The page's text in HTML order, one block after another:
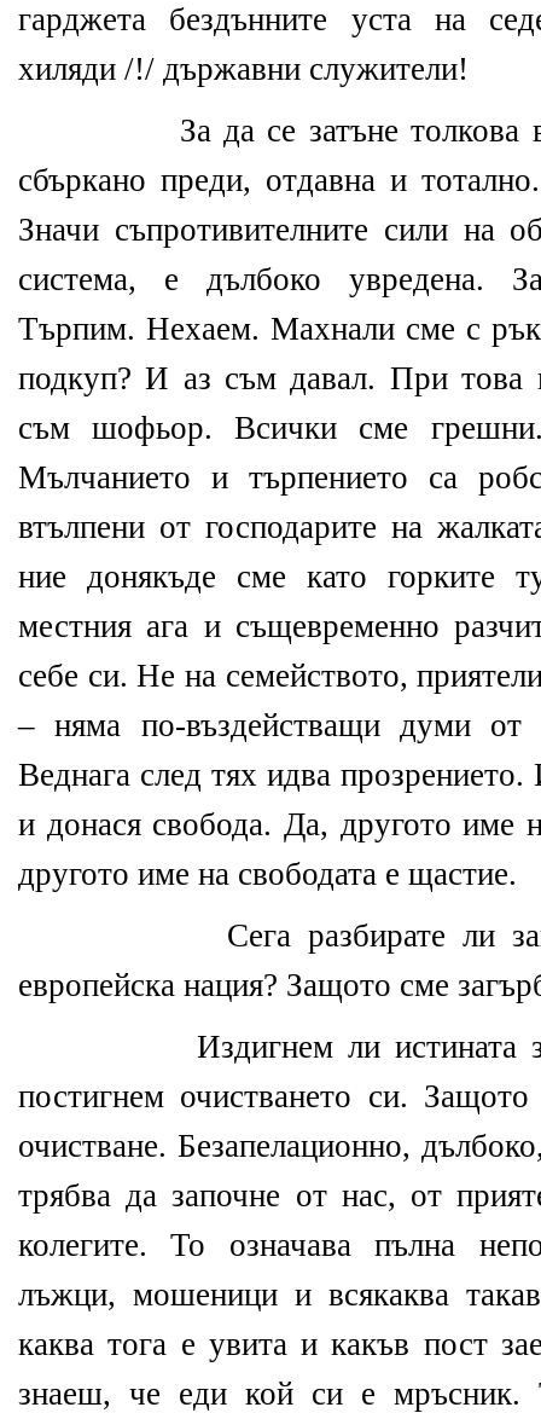
гарджета бездънните уста на
хиляди /!/ държавни служители!
За да се затъне толкова в
сбъркано преди, отдавна и
Значи съпротивителните сили на
система, е дълбоко увредена.
Търпим. Нехаем. Махнали сме с
подкуп? И аз съм давал. При
съм шофьор. Всички сме
Мълчанието и търпението са
втълпени от господарите на
ние донякъде сме като горките
местния ага и същевременно
себе си. Не на семейството,
– няма по-въздействащи думи
Веднага след тях идва прозрението.
и донася свобода. Да, другото име
другото име на свободата е щастие.
Сега разбирате ли защо
европейска нация? Защото сме
Издигнем ли истината за
постигнем очистването си. Защото
очистване. Безапелационно,
трябва да започне от нас, от
колегите. То означава пълна
лъжци, мошеници и всякаква
каква тога е увита и какъв пост
знаеш, че еди кой си е мръсник.